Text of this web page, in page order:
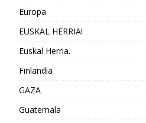
Europa
EUSKAL HERRIA!
Euskal Herria.
Finlandia
GAZA
Guatemala